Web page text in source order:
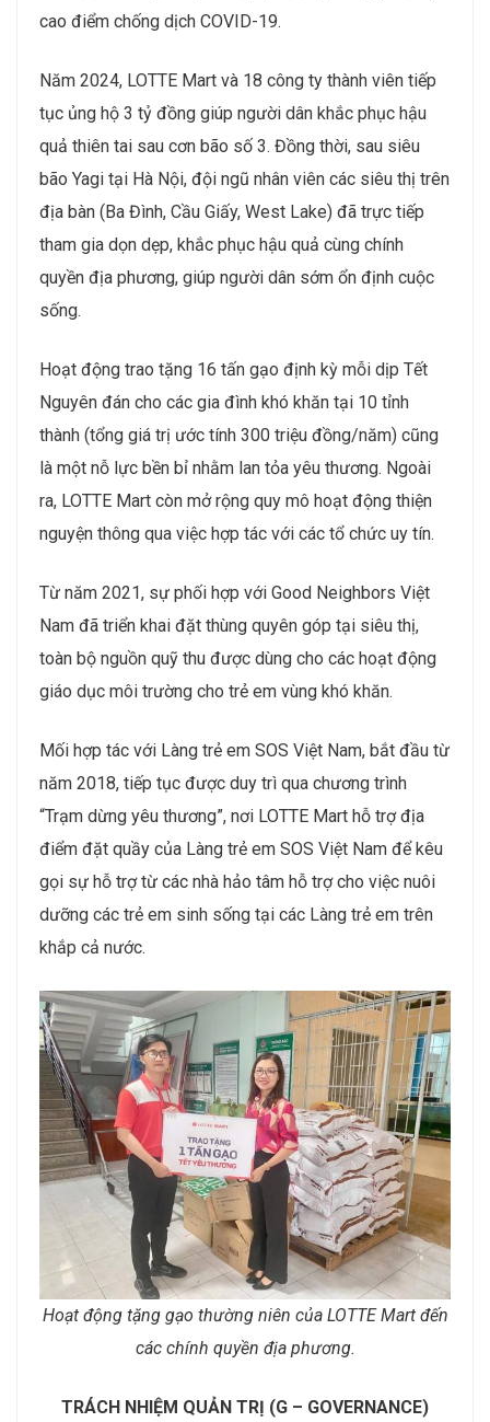
cao điểm chống dịch COVID-19.
Năm 2024, LOTTE Mart và 18 công ty thành viên tiếp
tục ủng hộ 3 tỷ đồng giúp người dân khắc phục hậu
quả thiên tai sau cơn bão số 3. Đồng thời, sau siêu
bão Yagi tại Hà Nội, đội ngũ nhân viên các siêu thị trên
địa bàn (Ba Đình, Cầu Giấy, West Lake) đã trực tiếp
tham gia dọn dẹp, khắc phục hậu quả cùng chính
quyền địa phương, giúp người dân sớm ổn định cuộc
sống.
Hoạt động trao tặng 16 tấn gạo định kỳ mỗi dịp Tết
Nguyên đán cho các gia đình khó khăn tại 10 tỉnh
thành (tổng giá trị ước tính 300 triệu đồng/năm) cũng
là một nỗ lực bền bỉ nhằm lan tỏa yêu thương. Ngoài
ra, LOTTE Mart còn mở rộng quy mô hoạt động thiện
nguyện thông qua việc hợp tác với các tổ chức uy tín.
Từ năm 2021, sự phối hợp với Good Neighbors Việt
Nam đã triển khai đặt thùng quyên góp tại siêu thị,
toàn bộ nguồn quỹ thu được dùng cho các hoạt động
giáo dục môi trường cho trẻ em vùng khó khăn.
Mối hợp tác với Làng trẻ em SOS Việt Nam, bắt đầu từ
năm 2018, tiếp tục được duy trì qua chương trình
“Trạm dừng yêu thương”, nơi LOTTE Mart hỗ trợ địa
điểm đặt quầy của Làng trẻ em SOS Việt Nam để kêu
gọi sự hỗ trợ từ các nhà hảo tâm hỗ trợ cho việc nuôi
dưỡng các trẻ em sinh sống tại các Làng trẻ em trên
khắp cả nước.
Hoạt động tặng gạo thường niên của LOTTE Mart đến
các chính quyền địa phương.
TRÁCH NHIỆM QUẢN TRỊ (G – GOVERNANCE)